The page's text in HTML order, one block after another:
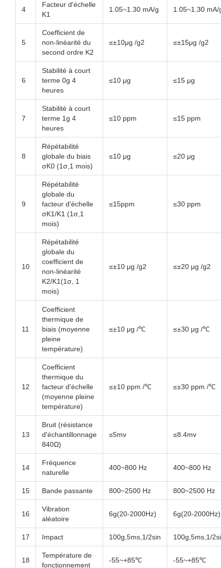
4
Facteur d'échelle
K1
1.05~1.30 mA/g 1.05~1.30 mA/
5
Coefficient de
non-linéarité du
second ordre K2
≤±10μg /g2 ≤±15μg /g2
6
Stabilité à court
terme 0g 4
heures
≤10 μg ≤15 μg
7
Stabilité à court
terme 1g 4
heures
≤10 ppm ≤15 ppm
8
Répétabilité
globale du biais
σK0 (1σ,1 mois)
≤10 μg ≤20 μg
9
Répétabilité
globale du
facteur d'échelle
σK1/K1 (1σ,1
mois)
≤15ppm ≤30 ppm
10
Répétabilité
globale du
coefficient de
non-linéarité
K2/K1(1σ, 1
mois)
≤±10 μg /g2 ≤±20 μg /g2
11
Coefficient
thermique de
biais (moyenne
pleine
température)
≤±10 μg /℃ ≤±30 μg /℃
12
Coefficient
thermique du
facteur d'échelle
(moyenne pleine
température)
≤±10 ppm /℃ ≤±30 ppm /℃
13
Bruit (résistance
d'échantillonnage
840Ω)
≤5mv ≤8.4mv
14
Fréquence
naturelle
400~800 Hz 400~800 Hz
15 Bande passante 800~2500 Hz 800~2500 Hz
16
Vibration
aléatoire
6g(20-2000Hz) 6g(20-2000Hz)
17 Impact 100g,5ms,1/2sin 100g,5ms,1/
18
Température de
fonctionnement
-55~+85℃ -55~+85℃